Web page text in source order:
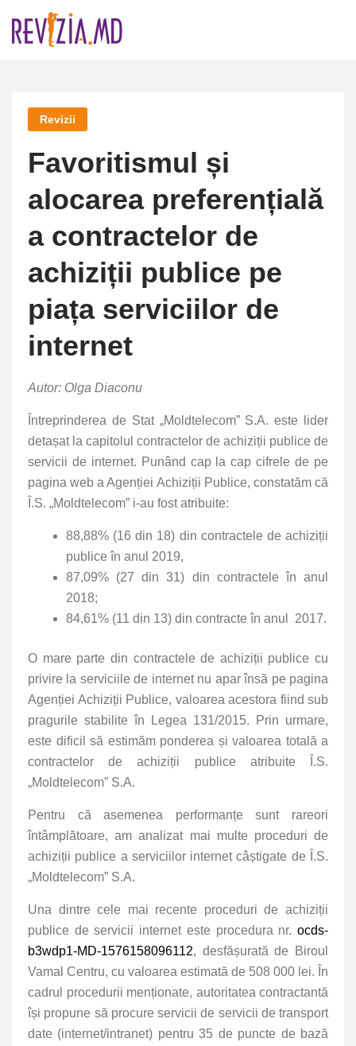
Revizii
Favoritismul și
alocarea preferențială
a contractelor de
achiziții publice pe
piața serviciilor de
internet
Autor: Olga Diaconu
Întreprinderea de Stat „Moldtelecom” S.A. este lider
detașat la capitolul contractelor de achiziții publice de
servicii de internet. Punând cap la cap cifrele de pe
pagina web a Agenției Achiziții Publice, constatăm că
Î.S. „Moldtelecom” i-au fost atribuite:
88,88% (16 din 18) din contractele de achiziții
publice în anul 2019,
87,09% (27 din 31) din contractele în anul
2018;
84,61% (11 din 13) din contracte în anul 2017.
O mare parte din contractele de achiziții publice cu
privire la serviciile de internet nu apar însă pe pagina
Agenției Achiziții Publice, valoarea acestora fiind sub
pragurile stabilite în Legea 131/2015. Prin urmare,
este dificil să estimăm ponderea și valoarea totală a
contractelor de achiziții publice atribuite Î.S.
„Moldtelecom” S.A.
Pentru că asemenea performanțe sunt rareori
întâmplătoare, am analizat mai multe proceduri de
achiziții publice a serviciilor internet câștigate de Î.S.
„Moldtelecom” S.A.
Una dintre cele mai recente proceduri de achiziții
publice de servicii internet este procedura nr. ocds-
b3wdp1-MD-1576158096112, desfășurată de Biroul
Vamal Centru, cu valoarea estimată de 508 000 lei. În
cadrul procedurii menționate, autoritatea contractantă
își propune să procure servicii de servicii de transport
date (internet/intranet) pentru 35 de puncte de bază